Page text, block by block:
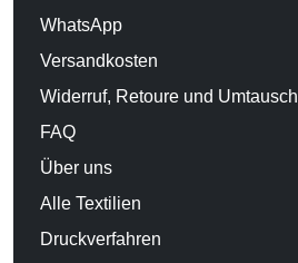
WhatsApp
Versandkosten
Widerruf, Retoure und Umtausch
FAQ
Über uns
Alle Textilien
Druckverfahren